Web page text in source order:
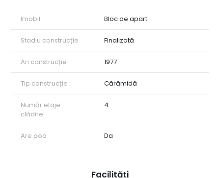
Imobil Bloc de apart.
Stadiu construcție Finalizată
An construcție 1977
Tip construcție Cărămidă
Număr etaje
clădire
4
Are pod Da
Facilități